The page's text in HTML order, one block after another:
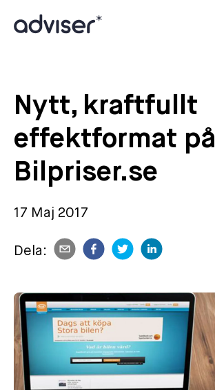
Nytt, kraftfullt
effektformat på
Bilpriser.se
17 Maj 2017
Dela: